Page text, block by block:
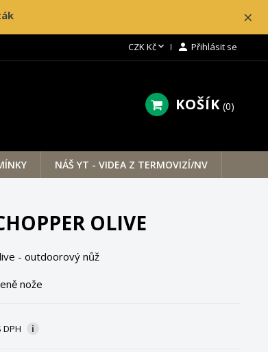
×
CZK Kč  Přihlásit se
KOŠÍK 0
NÁŠ YT - VIDEA Z TERMOVIZÍ/NV
OLIVE
- outdoorový nůž
nože
DPH i